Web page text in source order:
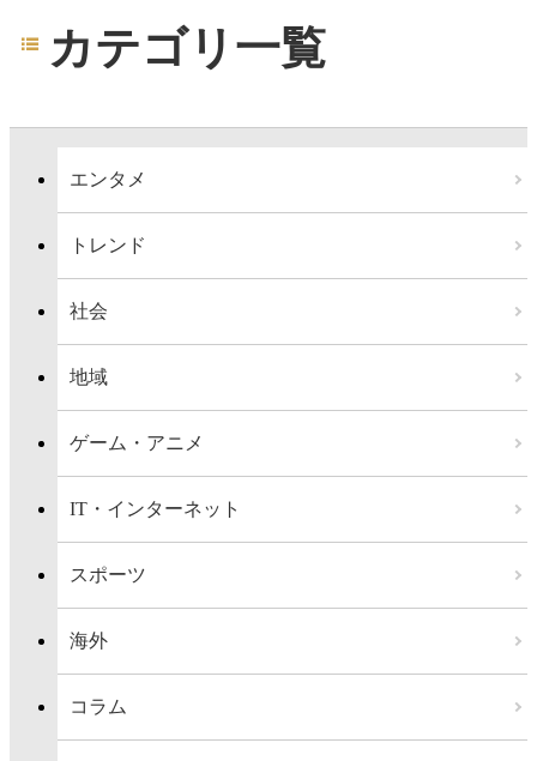
カテゴリ一覧
エンタメ
トレンド
社会
地域
ゲーム・アニメ
IT・インターネット
スポーツ
海外
コラム